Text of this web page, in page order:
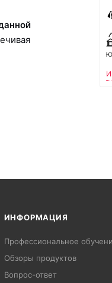
ИНФОРМАЦИЯ
Профессиональное
Обзоры продуктов
Вопрос-ответ